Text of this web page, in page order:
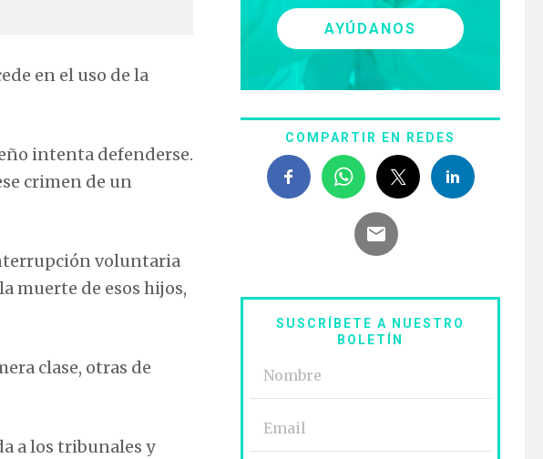
en el uso de la
intenta defenderse.
crimen de un
voluntaria
muerte de esos hijos,
clase, otras de
a los tribunales y
AYÚDANOS
COMPARTIR EN REDES
SUSCRÍBETE A NUESTRO
BOLETÍN